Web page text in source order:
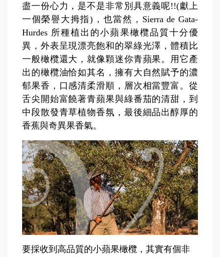
盡一份心力，是不是非常別具意義呢!!(獻上
一個榮譽大拇指)，也當然，Sierra de Gata-
Hurdes 所種植出的小蘋果橄欖品質十分優
異，外表呈現漂亮飽和的翠綠光澤，體積比
一般橄欖還大，就像顆迷你青蘋果。用它產
出的橄欖油恰如其名，擁有大自然賦予的濃
郁果香，口感清柔滑順，層次相當豐富。從
舌尖開始富饒著青蘋果與綠番茄的清甜，到
中段散發青草植物香氛，最後細品出醇厚的
香蕉與奇異果香氣。
要採收到高品質的小蘋果橄欖，其實有個非